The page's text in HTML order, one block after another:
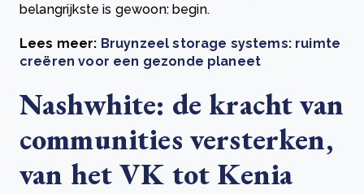
belangrijkste is gewoon: begin.
Lees meer: Bruynzeel storage systems: ruimte
creëren voor een gezonde planeet
Nashwhite: de kracht van
communities versterken,
van het VK tot Kenia